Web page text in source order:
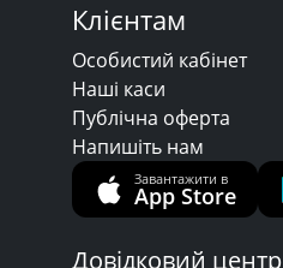
Клієнтам
Особистий кабінет
Наші каси
Публічна оферта
Напишіть нам
Завантажити в
App Store
Довідковий центр